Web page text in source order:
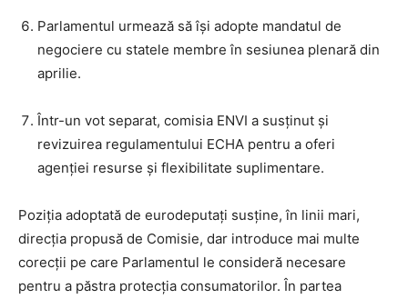
Parlamentul urmează să își adopte mandatul de
negociere cu statele membre în sesiunea plenară din
aprilie.
Într-un vot separat, comisia ENVI a susținut și
revizuirea regulamentului ECHA pentru a oferi
agenției resurse și flexibilitate suplimentare.
Poziția adoptată de eurodeputați susține, în linii mari,
direcția propusă de Comisie, dar introduce mai multe
corecții pe care Parlamentul le consideră necesare
pentru a păstra protecția consumatorilor. În partea